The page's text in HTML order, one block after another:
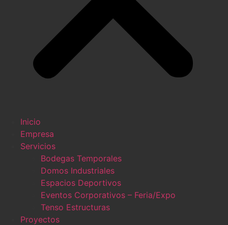
Inicio
Empresa
Servicios
Bodegas Temporales
Domos Industriales
Espacios Deportivos
Eventos Corporativos – Feria/Expo
Tenso Estructuras
Proyectos